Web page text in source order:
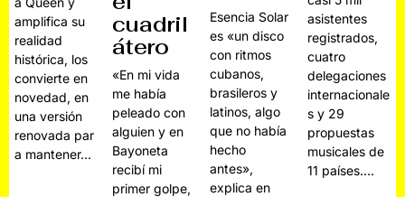
amplifica su
realidad
histórica, los
convierte en
novedad, en
una versión
renovada par
a mantener…
cuadril
átero
«En mi vida
me había
peleado con
alguien y en
Bayoneta
recibí mi
primer golpe,
Esencia Solar
es «un disco
con ritmos
cubanos,
brasileros y
latinos, algo
que no había
hecho
antes»,
explica en
asistentes
registrados,
cuatro
delegaciones
internacionale
s y 29
propuestas
musicales de
11 países.…